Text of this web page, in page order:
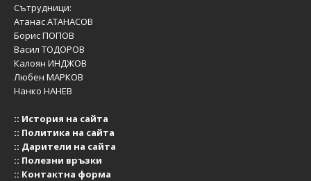
Сътрудници:
Атанас АТАНАСОВ
Борис ПОПОВ
Васил ТОДОРОВ
Калоян ИНДЖОВ
Любен МАРКОВ
Нанко НАНЕВ
:: История на сайта
:: Политика на сайта
:: Дарители на сайта
:: Полезни връзки
:: Контактна форма